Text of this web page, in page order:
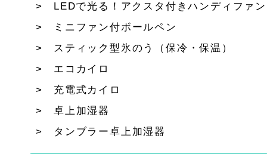
LEDで光る！アクスタ付きハンディファン
ミニファン付ボールペン
スティック型氷のう（保冷・保温）
エコカイロ
充電式カイロ
卓上加湿器
タンブラー卓上加湿器